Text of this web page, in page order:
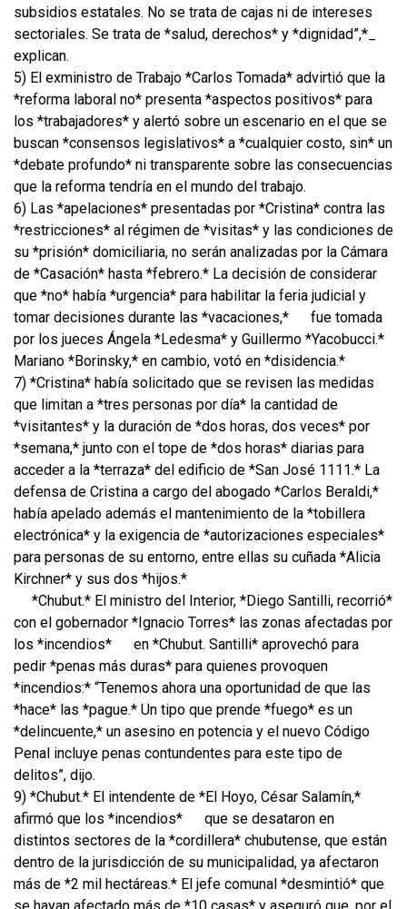
subsidios estatales. No se trata de cajas ni de intereses
sectoriales. Se trata de *salud, derechos* y *dignidad”,*_
explican.
5) El exministro de Trabajo *Carlos Tomada* advirtió que la
*reforma laboral no* presenta *aspectos positivos* para
los *trabajadores* y alertó sobre un escenario en el que se
buscan *consensos legislativos* a *cualquier costo, sin* un
*debate profundo* ni transparente sobre las consecuencias
que la reforma tendría en el mundo del trabajo.
6) Las *apelaciones* presentadas por *Cristina* contra las
*restricciones* al régimen de *visitas* y las condiciones de
su *prisión* domiciliaria, no serán analizadas por la Cámara
de *Casación* hasta *febrero.* La decisión de considerar
que *no* había *urgencia* para habilitar la feria judicial y
tomar decisiones durante las *vacaciones,*
fue tomada
por los jueces Ángela *Ledesma* y Guillermo *Yacobucci.*
Mariano *Borinsky,* en cambio, votó en *disidencia.*
7) *Cristina* había solicitado que se revisen las medidas
que limitan a *tres personas por día* la cantidad de
*visitantes* y la duración de *dos horas, dos veces* por
*semana,* junto con el tope de *dos horas* diarias para
acceder a la *terraza* del edificio de *San José 1111.* La
defensa de Cristina a cargo del abogado *Carlos Beraldi,*
había apelado además el mantenimiento de la *tobillera
electrónica* y la exigencia de *autorizaciones especiales*
para personas de su entorno, entre ellas su cuñada *Alicia
Kirchner* y sus dos *hijos.*
*Chubut.* El ministro del Interior, *Diego Santilli, recorrió*
con el gobernador *Ignacio Torres* las zonas afectadas por
los *incendios*
en *Chubut. Santilli* aprovechó para
pedir *penas más duras* para quienes provoquen
*incendios:* “Tenemos ahora una oportunidad de que las
*hace* las *pague.* Un tipo que prende *fuego* es un
*delincuente,* un asesino en potencia y el nuevo Código
Penal incluye penas contundentes para este tipo de
delitos”, dijo.
9) *Chubut.* El intendente de *El Hoyo, César Salamín,*
afirmó que los *incendios*
que se desataron en
distintos sectores de la *cordillera* chubutense, que están
dentro de la jurisdicción de su municipalidad, ya afectaron
más de *2 mil hectáreas.* El jefe comunal *desmintió* que